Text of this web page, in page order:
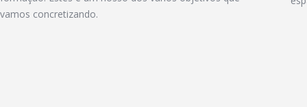
vamos concretizando.